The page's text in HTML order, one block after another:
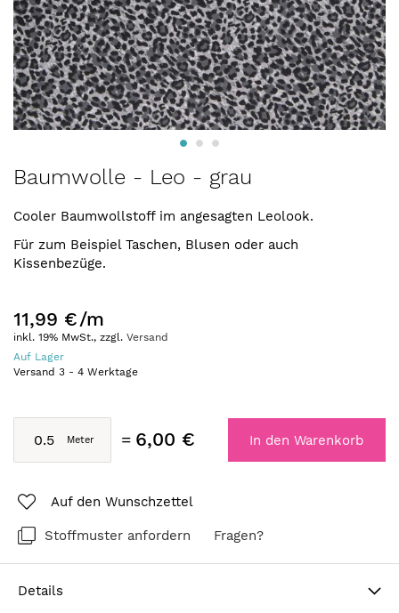
Anfang
Bildergalerie
springen
Baumwolle - Leo - grau
Cooler Baumwollstoff im angesagten Leolook.
Für zum Beispiel Taschen, Blusen oder auch
Kissenbezüge.
11,99 €/m
inkl. 19% MwSt., zzgl. Versand
Auf Lager
Versand 3 - 4 Werktage
6,00 € In den Warenkorb
Auf den Wunschzettel
Stoffmuster anfordern Fragen?
Details